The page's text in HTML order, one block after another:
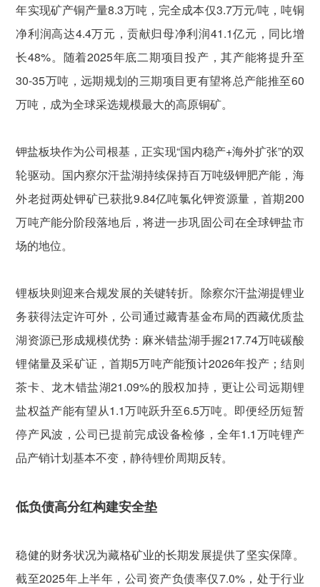
年实现矿产铜产量8.3万吨，完全成本仅3.7万元/吨，吨铜
净利润高达4.4万元，贡献归母净利润41.1亿元，同比增
长48%。随着2025年底二期项目投产，其产能将提升至
30-35万吨，远期规划的三期项目更有望将总产能推至60
万吨，成为全球采选规模最大的高原铜矿。
钾盐板块作为公司根基，正实现“国内稳产+海外扩张”的双
轮驱动。国内察尔汗盐湖持续保持百万吨级钾肥产能，海
外老挝两处钾矿已获批9.84亿吨氯化钾资源量，首期200
万吨产能分阶段落地后，将进一步巩固公司在全球钾盐市
场的地位。
锂板块则迎来合规发展的关键转折。除察尔汗盐湖提锂业
务获得法定许可外，公司通过藏青基金布局的西藏优质盐
湖资源已形成规模优势：麻米错盐湖手握217.74万吨碳酸
锂储量及采矿证，首期5万吨产能预计2026年投产；结则
茶卡、龙木错盐湖21.09%的股权加持，更让公司远期锂
盐权益产能有望从1.1万吨跃升至6.5万吨。即便经历短暂
停产风波，公司已提前完成设备检修，全年1.1万吨锂产
品产销计划基本不变，静待锂价周期反转。
低负债高分红构建安全垫
稳健的财务状况为藏格矿业的长期发展提供了坚实保障。
截至2025年上半年，公司资产负债率仅7.0%，处于行业